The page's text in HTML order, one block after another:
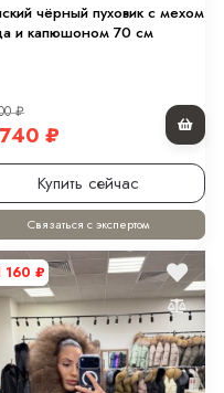
чёрный пуховик с мехом
и капюшоном 70 см
₽
₽
Купить сейчас
Связаться с экспертом
160 ₽